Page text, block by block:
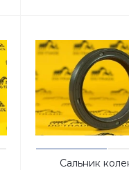
Сальник